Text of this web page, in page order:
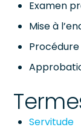
Examen
Mise à
Servitude